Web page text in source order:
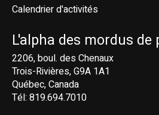
Calendrier d'activités
L'alpha des mordus de
2206, boul. des Chenaux
Trois-Rivières, G9A 1A1
Québec, Canada
Tél: 819.694.7010